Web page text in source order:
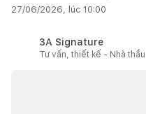
27/06/2026, lúc 10:00
3A Signature
Tư vấn, thiết kế - Nhà thầu